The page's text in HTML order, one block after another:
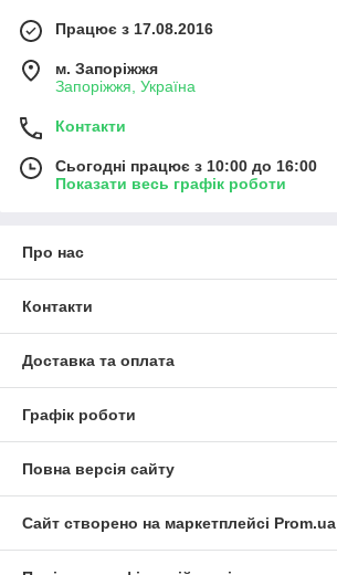
Працює з 17.08.2016
м. Запоріжжя
Запоріжжя, Україна
Контакти
Сьогодні працює з 10:00 до 16:00
Показати весь графік роботи
Про нас
Контакти
Доставка та оплата
Графік роботи
Повна версія сайту
Сайт створено на маркетплейсі Prom.ua